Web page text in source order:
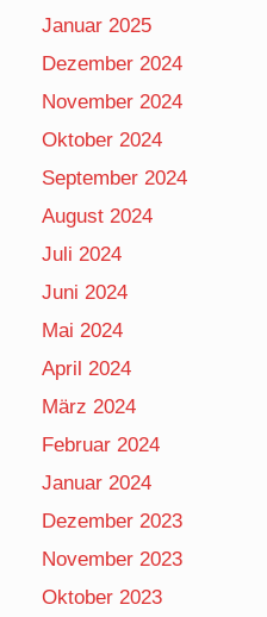
Januar 2025
Dezember 2024
November 2024
Oktober 2024
September 2024
August 2024
Juli 2024
Juni 2024
Mai 2024
April 2024
März 2024
Februar 2024
Januar 2024
Dezember 2023
November 2023
Oktober 2023